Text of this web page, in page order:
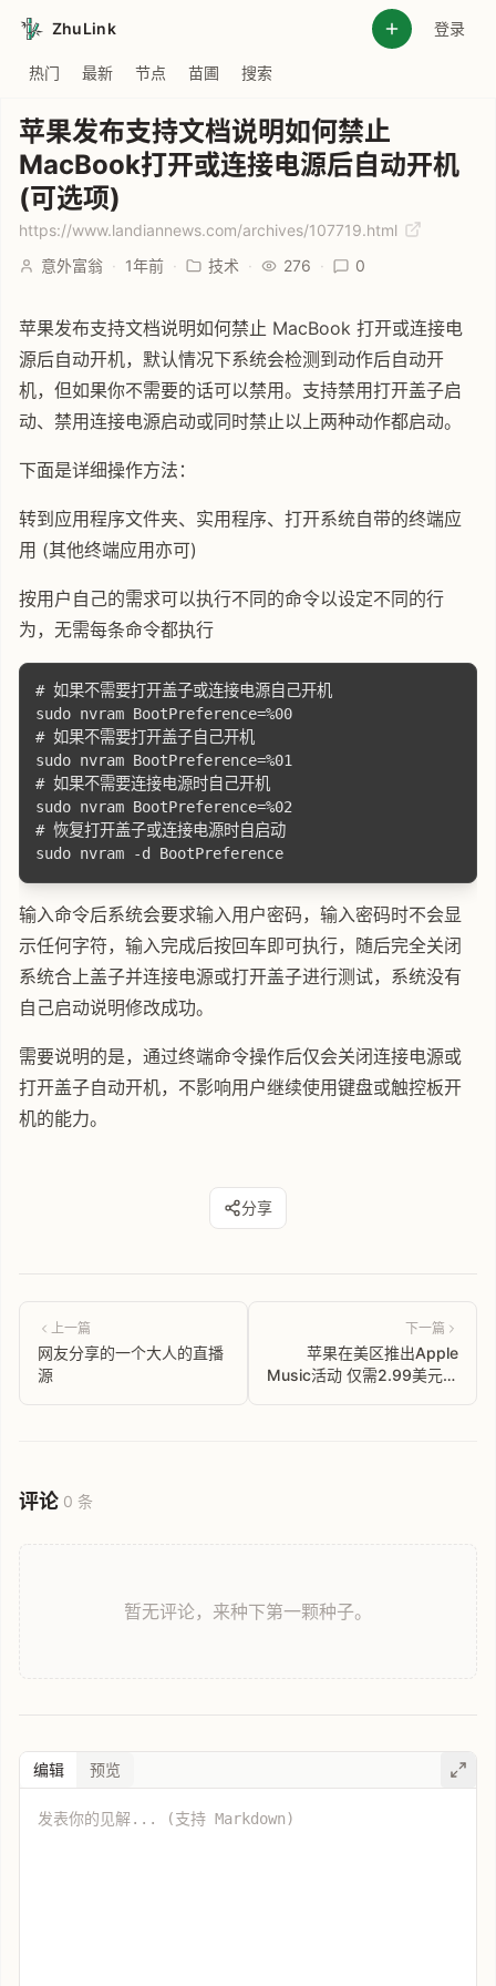
ZhuLink 登录
热门 最新 节点 苗圃 搜索
苹果发布支持文档说明如何禁止
MacBook打开或连接电源后自动开机
(可选项)
https://www.landiannews.com/archives/107719.html
意外富翁 · 1年前 · 技术 · 276 · 0
苹果发布支持文档说明如何禁止 MacBook 打开或连接电
源后自动开机，默认情况下系统会检测到动作后自动开
机，但如果你不需要的话可以禁用。支持禁用打开盖子启
动、禁用连接电源启动或同时禁止以上两种动作都启动。
下面是详细操作方法：
转到应用程序文件夹、实用程序、打开系统自带的终端应
用 (其他终端应用亦可)
按用户自己的需求可以执行不同的命令以设定不同的行
为，无需每条命令都执行
# 如果不需要打开盖子或连接电源自己开机
sudo nvram BootPreference=%00
# 如果不需要打开盖子自己开机
sudo nvram BootPreference=%01
# 如果不需要连接电源时自己开机
sudo nvram BootPreference=%02
# 恢复打开盖子或连接电源时自启动
输入命令后系统会要求输入用户密码，输入密码时不会显
示任何字符，输入完成后按回车即可执行，随后完全关闭
系统合上盖子并连接电源或打开盖子进行测试，系统没有
自己启动说明修改成功。
需要说明的是，通过终端命令操作后仅会关闭连接电源或
打开盖子自动开机，不影响用户继续使用键盘或触控板开
机的能力。
分享
上一篇
网友分享的一个大人的直播
源
下一篇
苹果在美区推出Apple
Music活动 仅需2.99美元即
评论 0 条
暂无评论，来种下第一颗种子。
编辑 预览